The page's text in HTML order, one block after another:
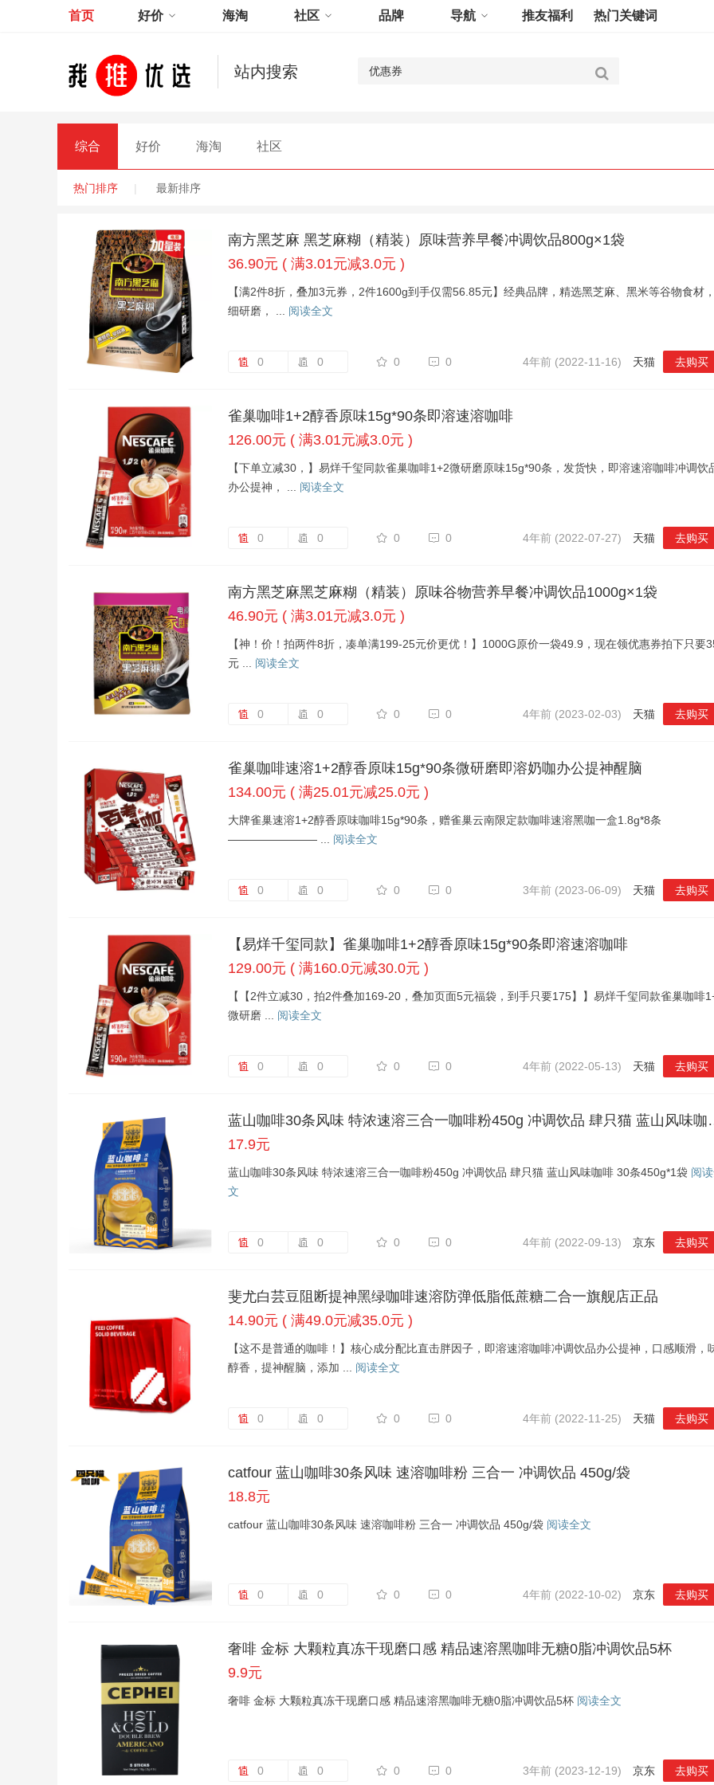
首页 好价 海淘 社区 品牌 导航 推友福利 热门关键词
站内搜索
综合 好价 海淘 社区
热门排序 | 最新排序
南方黑芝麻 黑芝麻糊（精装）原味营养早餐冲调饮品800g×1袋
36.90元 ( 满3.01元减3.0元 )
【满2件8折，叠加3元券，2件1600g到手仅需56.85元】经典品牌，精选黑芝麻、黑米等谷物食材
细研磨， ... 阅读全文
0 0 0 0 去购买
4年前 (2022-11-16) 天猫
雀巢咖啡1+2醇香原味15g*90条即溶速溶咖啡
126.00元 ( 满3.01元减3.0元 )
【下单立减30，】易烊千玺同款雀巢咖啡1+2微研磨原味15g*90条，发货快，即溶速溶咖啡冲调饮
办公提神， ... 阅读全文
0 0 0 0 去购买
4年前 (2022-07-27) 天猫
南方黑芝麻黑芝麻糊（精装）原味谷物营养早餐冲调饮品1000g×1袋
46.90元 ( 满3.01元减3.0元 )
【神！价！拍两件8折，凑单满199-25元价更优！】1000G原价一袋49.9，现在领优惠券拍下只要
元 ... 阅读全文
0 0 0 0 去购买
4年前 (2023-02-03) 天猫
雀巢咖啡速溶1+2醇香原味15g*90条微研磨即溶奶咖办公提神醒脑
134.00元 ( 满25.01元减25.0元 )
大牌雀巢速溶1+2醇香原味咖啡15g*90条，赠雀巢云南限定款咖啡速溶黑咖一盒1.8g*8条
———————— ... 阅读全文
0 0 0 0 去购买
3年前 (2023-06-09) 天猫
【易烊千玺同款】雀巢咖啡1+2醇香原味15g*90条即溶速溶咖啡
129.00元 ( 满160.0元减30.0元 )
【【2件立减30，拍2件叠加169-20，叠加页面5元福袋，到手只要175】】易烊千玺同款雀巢咖啡
微研磨 ... 阅读全文
0 0 0 0 去购买
4年前 (2022-05-13) 天猫
蓝山咖啡30条风味 特
17.9元
蓝山咖啡30条风味 特浓速溶三合一咖啡粉450g 冲调饮品 肆只猫 蓝山风味咖啡 30条450g*1袋 阅
文
0 0 0 0 去购买
4年前 (2022-09-13) 京东
斐尤白芸豆阻断提神黑绿咖啡速溶防弹低脂低蔗糖二合一旗舰店正品
14.90元 ( 满49.0元减35.0元 )
【这不是普通的咖啡！】核心成分配比直击胖因子，即溶速溶咖啡冲调饮品办公提神，口感顺滑，
醇香，提神醒脑，添加 ... 阅读全文
0 0 0 0 去购买
4年前 (2022-11-25) 天猫
catfour 蓝山咖啡30条风味 速溶咖啡粉 三合一 冲调饮品 450g/袋
18.8元
catfour 蓝山咖啡30条风味 速溶咖啡粉 三合一 冲调饮品 450g/袋 阅读全文
0 0 0 0 去购买
4年前 (2022-10-02) 京东
奢啡 金标 大颗粒真冻干现磨口感 精品速溶黑咖啡无糖0脂冲调饮品5杯
9.9元
奢啡 金标 大颗粒真冻干现磨口感 精品速溶黑咖啡无糖0脂冲调饮品5杯 阅读全文
0 0 0 0 去购买
3年前 (2023-12-19) 京东